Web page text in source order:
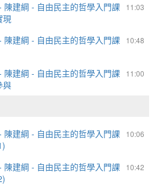
11:03
陳建綱 - 自由民主的哲學入門課
現
10:48
陳建綱 - 自由民主的哲學入門課
11:00
陳建綱 - 自由民主的哲學入門課
與
10:06
陳建綱 - 自由民主的哲學入門課
10:42
陳建綱 - 自由民主的哲學入門課